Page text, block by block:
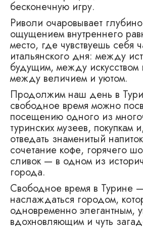
бесконечную игру.
Риволи очаровывает
ощущением внутреннего
место, где чувствуешь себя
итальянского дня: между
будущим, между
между величием и уютом.
Продолжим наш день в
свободное время можно
посещению одного из
туринских музеев, покупкам
отведать знаменитый
сочетание кофе, горячего
сливок — в одном из
города.
Свободное время в Турине —
наслаждаться городом,
одновременно элегантным,
вдохновляющим и чуть